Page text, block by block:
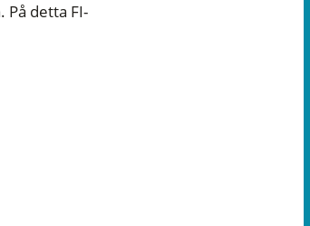
detta FI-